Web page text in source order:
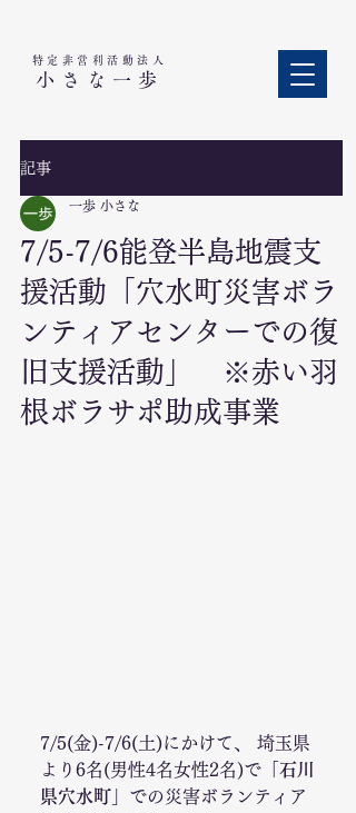
特定非営利活動法人​
小さな一歩
記事
7/5-7/6能登半島地震支
援活動「穴水町災害ボラ
ンティアセンターでの復
旧支援活動」 ※赤い羽
根ボラサポ助成事業
一歩 小さな
7/5(金)-7/6(土)にかけて、 埼玉県
より6名(男性4名女性2名)で「 石川
県穴水町 」での災害ボランティア